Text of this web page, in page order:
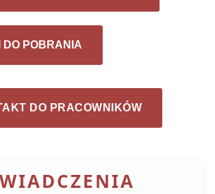
DO POBRANIA
DO PRACOWNIKÓW